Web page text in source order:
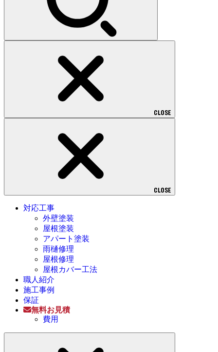
CLOSE
CLOSE
対応工事
外壁塗装
屋根塗装
アパート塗装
雨樋修理
屋根修理
屋根カバー工法
職人紹介
施工事例
保証
無料お見積
費用